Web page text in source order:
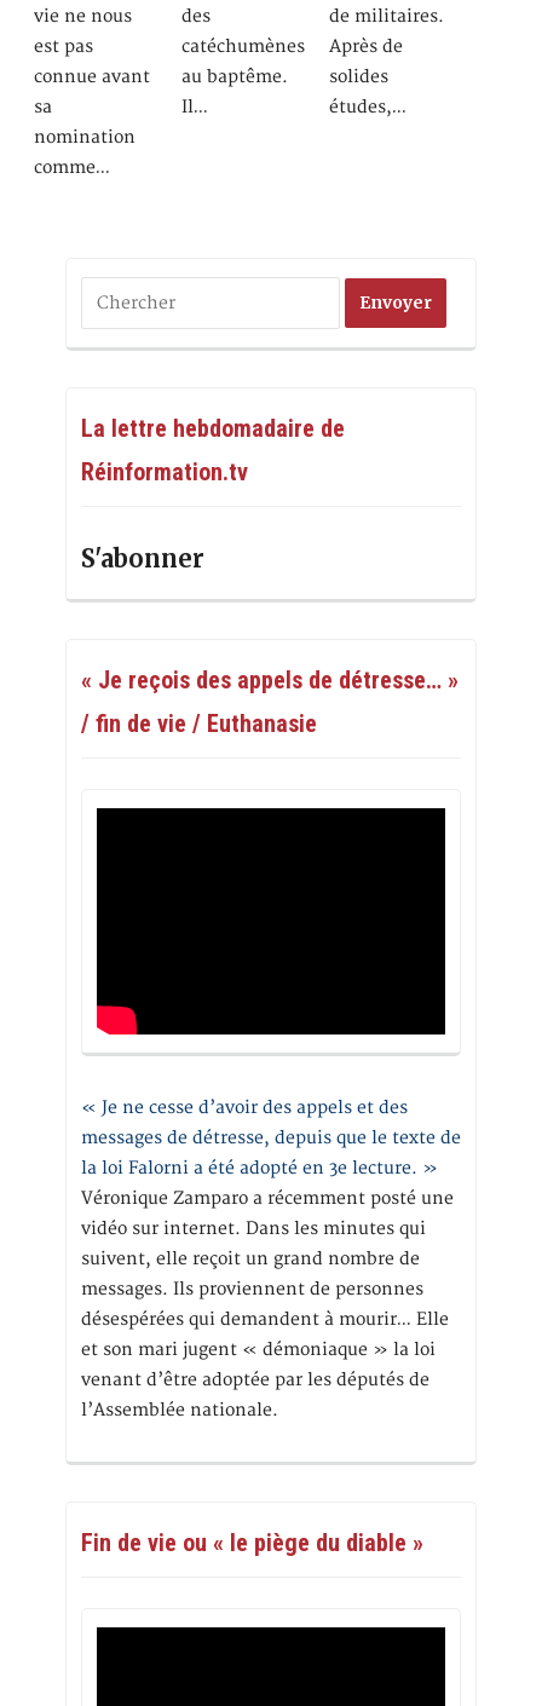
vie ne nous
est pas
connue avant
sa
nomination
comme…
des
catéchumènes
au baptême.
Il…
de militaires.
Après de
solides
études,…
La lettre hebdomadaire de
Réinformation.tv
S'abonner
« Je reçois des appels de détresse… »
/ fin de vie / Euthanasie
« Je ne cesse d’avoir des appels et des
messages de détresse, depuis que le texte de
la loi Falorni a été adopté en 3e lecture. »
Véronique Zamparo a récemment posté une
vidéo sur internet. Dans les minutes qui
suivent, elle reçoit un grand nombre de
messages. Ils proviennent de personnes
désespérées qui demandent à mourir… Elle
et son mari jugent « démoniaque » la loi
venant d’être adoptée par les députés de
l’Assemblée nationale.
Fin de vie ou « le piège du diable »